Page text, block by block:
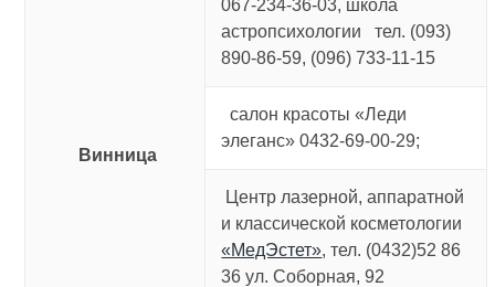
Винница
067-234-36-03, школа
астропсихологии тел. (093)
890-86-59, (096) 733-11-15
салон красоты «Леди
элеганс» 0432-69-00-29;
Центр лазерной, аппаратной
и классической косметологии
«МедЭстет», тел. (0432)52 86
36 ул. Соборная, 92